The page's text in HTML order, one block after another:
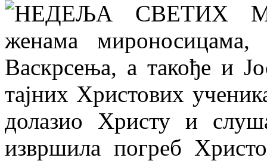
НЕДЕЉА СВЕТИХ
женама мироносицама,
Васкрсења, а такође и
тајних Христових
долазио Христу и
извршила погреб